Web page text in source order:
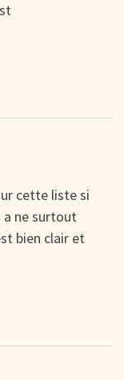
cette liste si
a ne surtout
bien clair et